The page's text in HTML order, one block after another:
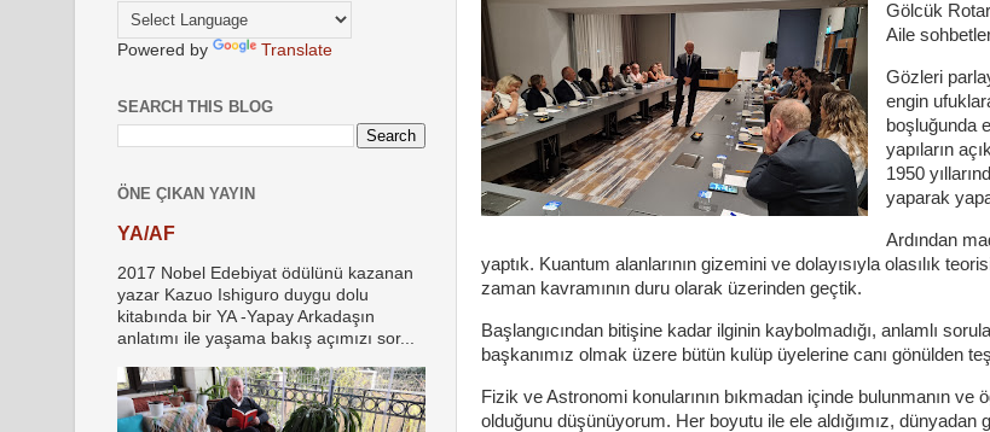
Gölcük
Aile
Gözleri
engin
boşluğunda
yapıların
1950
yaparak
Ardından
yaptık. Kuantum alanlarının gizemini ve dolayısıyla olasılık
zaman kavramının duru olarak üzerinden geçtik.
Başlangıcından bitişine kadar ilginin kaybolmadığı, anlamlı
başkanımız olmak üzere bütün kulüp üyelerine canı gönülden
Fizik ve Astronomi konularının bıkmadan içinde bulunmanın
olduğunu düşünüyorum. Her boyutu ile ele aldığımız,
Powered by Translate
SEARCH THIS BLOG
ÖNE ÇIKAN YAYIN
YA/AF
2017 Nobel Edebiyat ödülünü kazanan
yazar Kazuo Ishiguro duygu dolu
kitabında bir YA -Yapay Arkadaşın
anlatımı ile yaşama bakış açımızı sor...